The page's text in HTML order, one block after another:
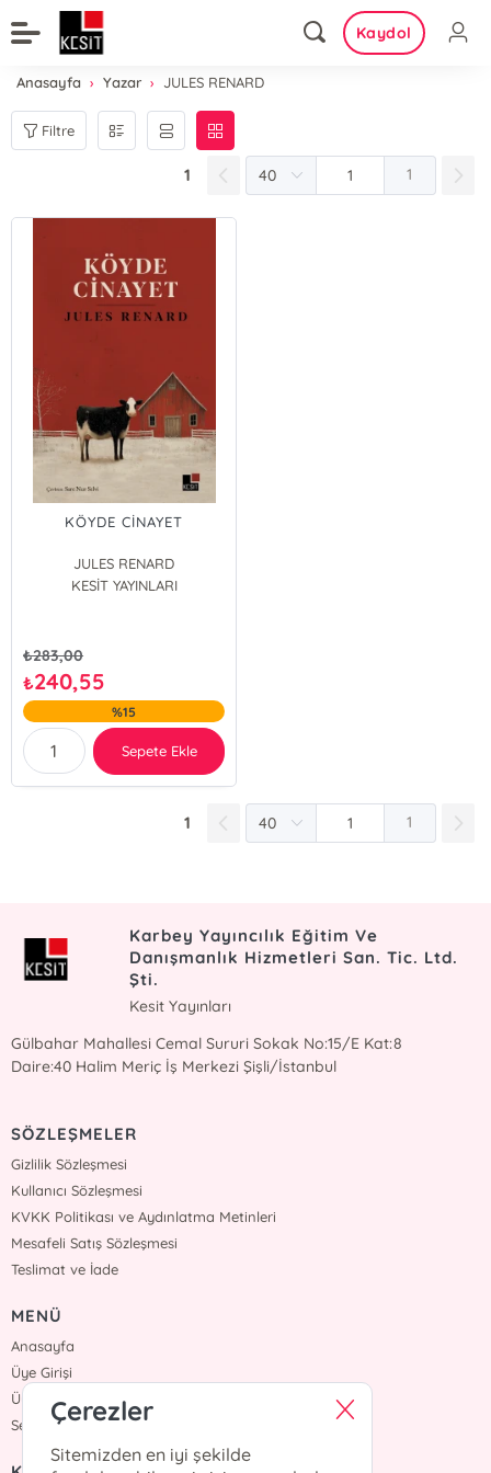
Kaydol
Anasayfa Yazar JULES RENARD
Filtre
1 1
KÖYDE CİNAYET
JULES RENARD
KESİT YAYINLARI
₺283,00
₺240,55
%15
Sepete Ekle
1 1
Karbey Yayıncılık Eğitim Ve
Danışmanlık Hizmetleri San. Tic. Ltd.
Şti.
Kesit Yayınları
Gülbahar Mahallesi Cemal Sururi Sokak No:15/E Kat:8
Daire:40 Halim Meriç İş Merkezi Şişli/İstanbul
SÖZLEŞMELER
Gizlilik Sözleşmesi
Kullanıcı Sözleşmesi
KVKK Politikası ve Aydınlatma Metinleri
Mesafeli Satış Sözleşmesi
Teslimat ve İade
MENÜ
Anasayfa
Üye Girişi
Üye Ol
SepetimÇerezler
Sitemizden en iyi şekilde